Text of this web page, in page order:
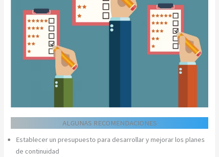
ALGUNAS RECOMENDACIONES
Establecer un presupuesto para desarrollar y mejorar los planes
de continuidad